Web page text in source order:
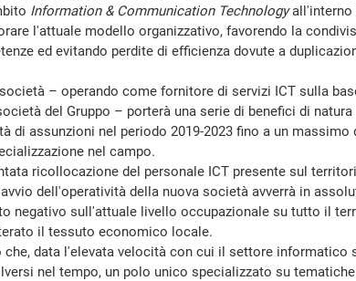
Information & Communication Technologyall'interno
l'attuale modello organizzativo, favorendo la
ed evitando perdite di efficienza dovute a
– operando come fornitore di servizi ICT sulla
del Gruppo – porterà una serie di benefici di natura
di assunzioni nel periodo 2019-2023 fino a un massimo
nel campo.
ricollocazione del personale ICT presente sul
dell'operatività della nuova società avverrà in
negativo sull'attuale livello occupazionale su tutto il
il tessuto economico locale.
data l'elevata velocità con cui il settore informatico
nel tempo, un polo unico specializzato su